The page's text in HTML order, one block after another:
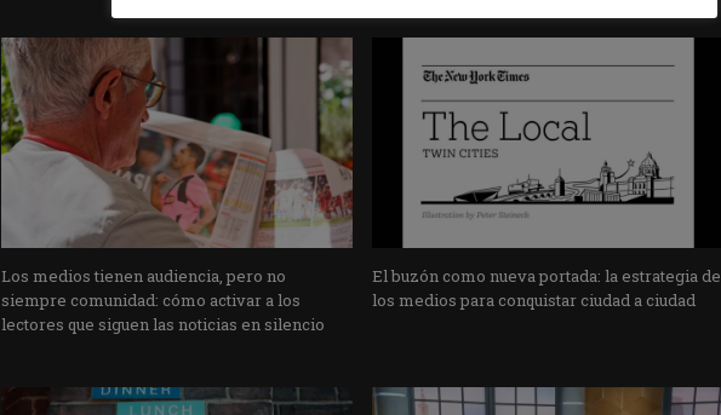
Los medios tienen audiencia, pero no
siempre comunidad: cómo activar a los
lectores que siguen las noticias en silencio
El buzón como nueva portada: la estrategia de
los medios para conquistar ciudad a ciudad